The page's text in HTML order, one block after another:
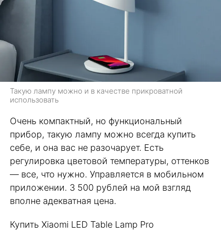
Такую лампу можно и в качестве прикроватной
использовать
Очень компактный, но функциональный
прибор, такую лампу можно всегда купить
себе, и она вас не разочарует. Есть
регулировка цветовой температуры, оттенков
— все, что нужно. Управляется в мобильном
приложении. 3 500 рублей на мой взгляд
вполне адекватная цена.
Купить Xiaomi LED Table Lamp Pro